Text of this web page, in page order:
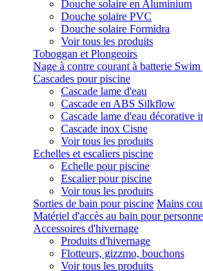
Douche solaire en Aluminium
Douche solaire PVC
Douche solaire Formidra
Voir tous les produits
Toboggan et Plongeoirs
Nage à contre courant à batterie Swim
Cascades pour piscine
Cascade lame d'eau
Cascade en ABS Silkflow
Cascade lame d'eau décorative
Cascade inox Cisne
Voir tous les produits
Echelles et escaliers piscine
Echelle pour piscine
Escalier pour piscine
Voir tous les produits
Sorties de bain pour piscine Mains
Matériel d'accès au bain pour
Accessoires d'hivernage
Produits d'hivernage
Flotteurs, gizzmo, bouchons
Voir tous les produits